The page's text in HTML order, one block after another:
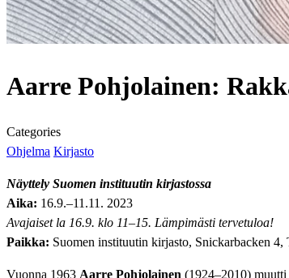
Aarre Pohjolainen:
Categories
Ohjelma Kirjasto
Näyttely Suomen instituutin kirjastossa
Aika: 16.9.–11.11. 2023
Avajaiset la 16.9. klo 11–15. Lämpimästi tervetuloa!
Paikka: Suomen instituutin kirjasto, Snickarbacken 4,
Vuonna 1963 Aarre Pohjolainen (1924–2010)